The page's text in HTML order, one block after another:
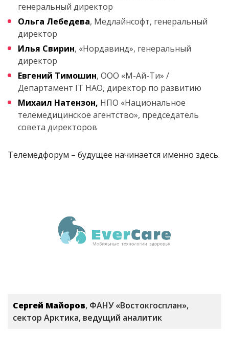
генеральный директор
Ольга Лебедева, Медлайнсофт, генеральный
директор
Илья Свирин, «Нордавинд», генеральный
директор
Евгений Тимошин, ООО «М-Ай-Ти» /
Департамент IT НАО, директор по развитию
Михаил Натензон, НПО «Национальное
телемедицинское агентство», председатель
совета директоров
Телемедфорум – будущее начинается именно здесь.
Сергей Майоров, ФАНУ «Востокгосплан»,
сектор Арктика, ведущий аналитик